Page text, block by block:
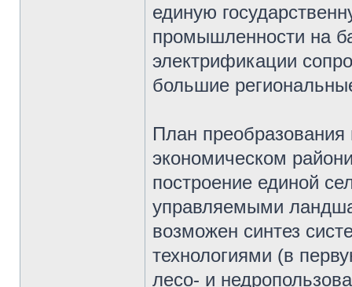
единую
промышленности на
электрификации
большие
План
экономическом
построение единой
управляемыми
возможен синтез
технологиями (в
лесо- и